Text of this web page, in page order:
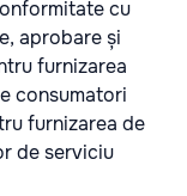
cu
aprobare și
furnizarea
consumatori
furnizarea de
de serviciu